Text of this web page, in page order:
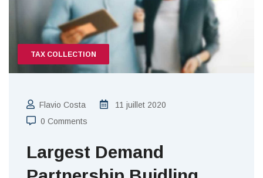
TAX COLLECTION
Flavio Costa
11 juillet 2020
0 Comments
Largest Demand